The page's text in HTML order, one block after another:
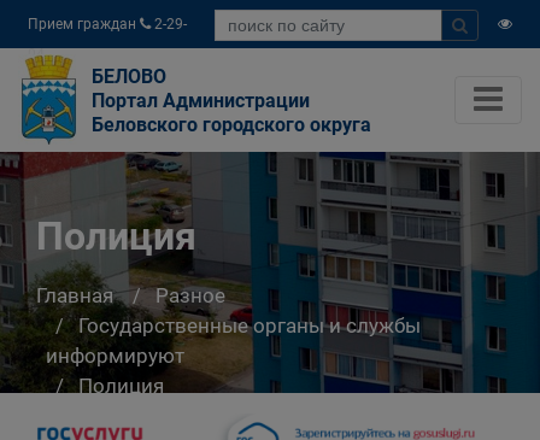
Прием граждан
2-29-
04
БЕЛОВО
Портал Администрации
Беловского городского округа
Полиция
Главная
Разное
Государственные органы и службы
информируют
Полиция